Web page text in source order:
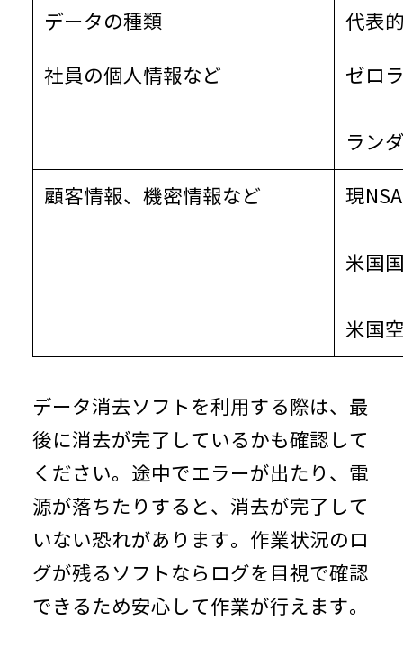
データの種類 代表
社員の個人情報など ゼロ
ラン
顧客情報、機密情報など 現
米国
米国
データ消去ソフトを利用する際は、最
後に消去が完了しているかも確認して
ください。途中でエラーが出たり、電
源が落ちたりすると、消去が完了して
いない恐れがあります。作業状況のロ
グが残るソフトならログを目視で確認
できるため安心して作業が行えます。